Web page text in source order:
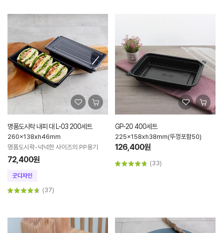
명품도시락 내피 대 L-03 200세트
260x138xh46mm
명품도시락-넉넉한 사이즈의 PP용기
72,400원
(37)
GP-20 400세트
225x158xh38mm(뚜껑포함50)
126,400원
(33)